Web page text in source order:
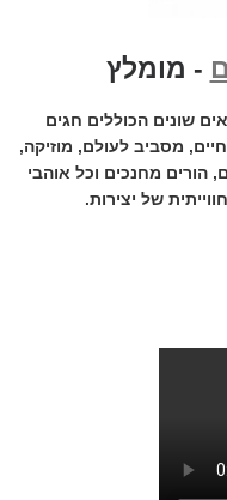
- מומלץ
שונים הכוללים חגים
מסביב לעולם, מוזיקה,
הורים מחנכים וכל אוהבי
של יצירות.